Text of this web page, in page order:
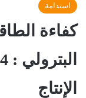
استدامة
كفاءة
الإنتاج